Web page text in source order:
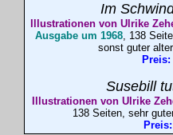
Im
Illustrationen von Ulrike
Ausgabe um 1968, 138
sonst guter
Preis:
Susebill
Illustrationen von Ulrike
138 Seiten, sehr